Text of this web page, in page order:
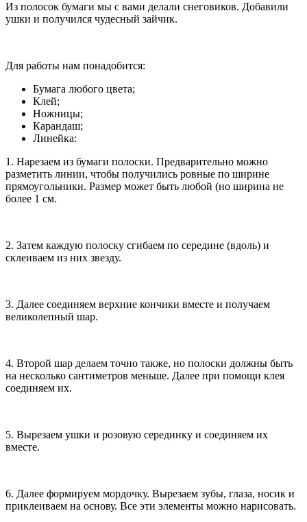
Из полосок бумаги мы с вами делали снеговиков. Добавили
ушки и получился чудесный зайчик.
Для работы нам понадобится:
Бумага любого цвета;
Клей;
Ножницы;
Карандаш;
Линейка:
1. Нарезаем из бумаги полоски. Предварительно можно
разметить линии, чтобы получились ровные по ширине
прямоугольники. Размер может быть любой (но ширина не
более 1 см.
2. Затем каждую полоску сгибаем по середине (вдоль) и
склеиваем из них звезду.
3. Далее соединяем верхние кончики вместе и получаем
великолепный шар.
4. Второй шар делаем точно также, но полоски должны быть
на несколько сантиметров меньше. Далее при помощи клея
соединяем их.
5. Вырезаем ушки и розовую серединку и соединяем их
вместе.
6. Далее формируем мордочку. Вырезаем зубы, глаза, носик и
приклеиваем на основу. Все эти элементы можно нарисовать.